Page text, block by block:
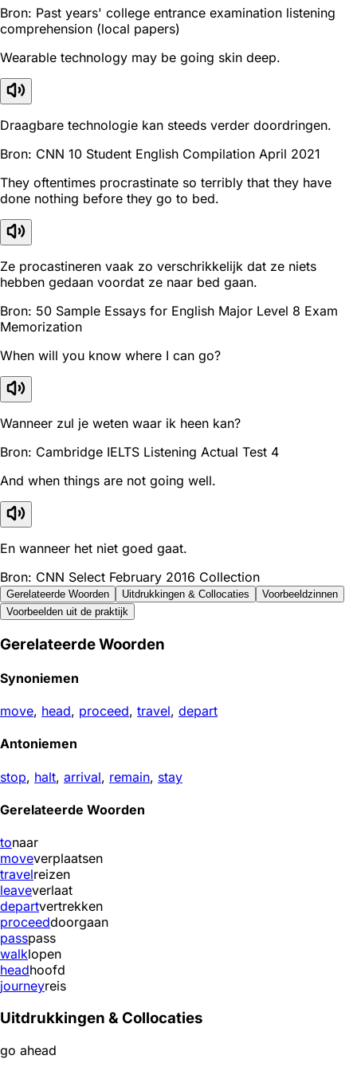
Bron: Past years' college entrance examination listening
comprehension (local papers)
Wearable technology may be going skin deep.
Draagbare technologie kan steeds verder doordringen.
Bron: CNN 10 Student English Compilation April 2021
They oftentimes procrastinate so terribly that they have
done nothing before they go to bed.
Ze procastineren vaak zo verschrikkelijk dat ze niets
hebben gedaan voordat ze naar bed gaan.
Bron: 50 Sample Essays for English Major Level 8 Exam
Memorization
When will you know where I can go?
Wanneer zul je weten waar ik heen kan?
Bron: Cambridge IELTS Listening Actual Test 4
And when things are not going well.
En wanneer het niet goed gaat.
Bron: CNN Select February 2016 Collection
Gerelateerde Woorden Uitdrukkingen & Collocaties
Voorbeeldzinnen
Voorbeelden uit de praktijk
Gerelateerde Woorden
Synoniemen
move, head, proceed, travel, depart
Antoniemen
stop, halt, arrival, remain, stay
Gerelateerde Woorden
tonaar
moveverplaatsen
travelreizen
leaveverlaat
departvertrekken
proceeddoorgaan
passpass
walklopen
headhoofd
journeyreis
Uitdrukkingen & Collocaties
go ahead